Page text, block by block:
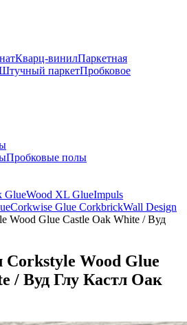
Кварц-винилПаркетная
паркетПробковое
Пробковые полы
GlueWood XL GlueImpuls
Corkwise Glue CorkbrickWall Design
Wood Glue Castle Oak White / Вуд
Wood Glue
/ Вуд Глу Кастл Оак